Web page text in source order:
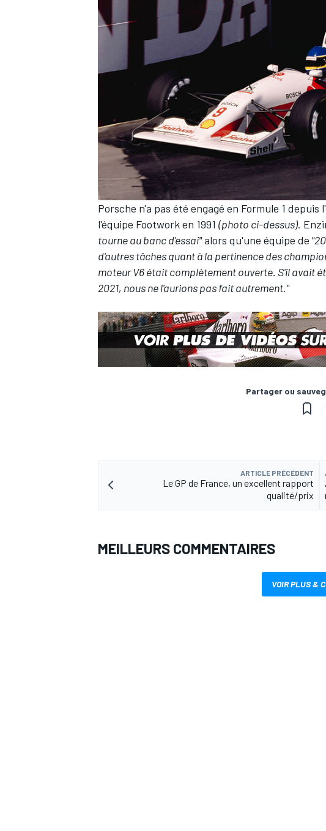
AUTRES CHAMPIONNATS
Porsche n'a pas été engagé en Formule 1
l'équipe Footwork en 1991 (photo ci-dessus).
tourne au banc d'essai"alors qu'une équipe de
d'autres tâches quant à la pertinence des
moteur V6 était complètement ouverte. S'il avait
2021, nous ne l'aurions pas fait autrement."
Partager ou
ARTICLE PRÉCÉDENT
Le GP de France, un excellent rapport
qualité/prix
MEILLEURS COMMENTAIRES
VOIR PLUS &